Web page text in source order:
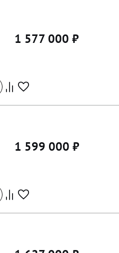
1 577 000 ₽
1 599 000 ₽